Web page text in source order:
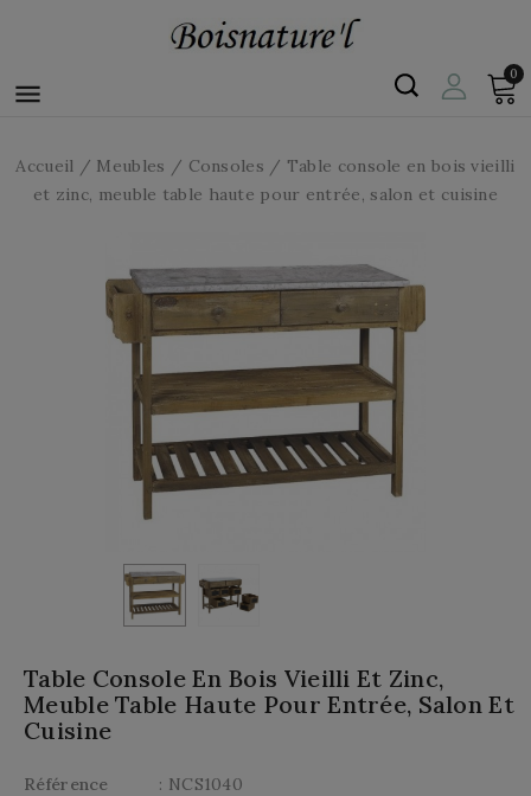

0
Accueil Meubles Consoles
Table console en bois vieilli
et zinc, meuble table haute pour entrée, salon et cuisine
Table Console En Bois Vieilli Et Zinc,
Meuble Table Haute Pour Entrée, Salon Et
Cuisine
Référence
: NCS1040